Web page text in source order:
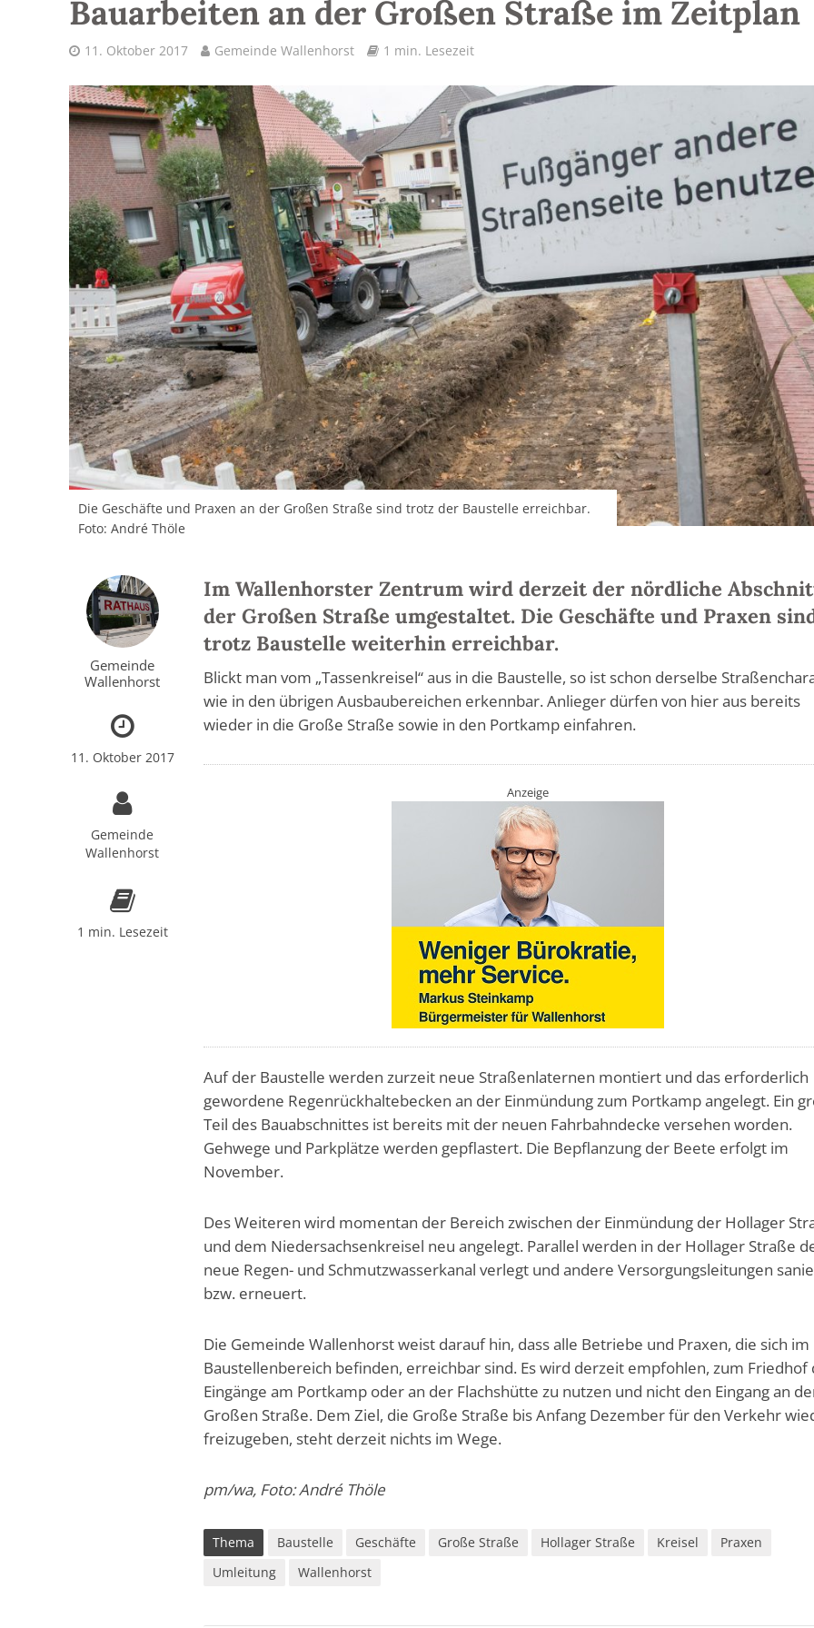
Bauarbeiten an der Großen Straße im Zeitplan
11. Oktober 2017 Gemeinde Wallenhorst 1 min. Lesezeit
Die Geschäfte und Praxen an der Großen Straße sind trotz der Baustelle erreichbar.
Foto: André Thöle
Gemeinde
Wallenhorst
11. Oktober 2017
Gemeinde
Wallenhorst
1 min. Lesezeit
Im Wallenhorster Zentrum wird derzeit der nördliche
der Großen Straße umgestaltet. Die Geschäfte und Praxen
trotz Baustelle weiterhin erreichbar.
Blickt man vom „Tassenkreisel“ aus in die Baustelle, so ist schon derselbe
wie in den übrigen Ausbaubereichen erkennbar. Anlieger dürfen von hier aus bereits
wieder in die Große Straße sowie in den Portkamp einfahren.
Anzeige
Auf der Baustelle werden zurzeit neue Straßenlaternen montiert und das erforderlich
gewordene Regenrückhaltebecken an der Einmündung zum Portkamp angelegt. Ein
Teil des Bauabschnittes ist bereits mit der neuen Fahrbahndecke versehen worden.
Gehwege und Parkplätze werden gepflastert. Die Bepflanzung der Beete erfolgt im
November.
Des Weiteren wird momentan der Bereich zwischen der Einmündung der Hollager
und dem Niedersachsenkreisel neu angelegt. Parallel werden in der Hollager Straße
neue Regen- und Schmutzwasserkanal verlegt und andere Versorgungsleitungen
bzw. erneuert.
Die Gemeinde Wallenhorst weist darauf hin, dass alle Betriebe und Praxen, die sich im
Baustellenbereich befinden, erreichbar sind. Es wird derzeit empfohlen, zum Friedhof
Eingänge am Portkamp oder an der Flachshütte zu nutzen und nicht den Eingang an
Großen Straße. Dem Ziel, die Große Straße bis Anfang Dezember für den Verkehr
freizugeben, steht derzeit nichts im Wege.
pm/wa, Foto: André Thöle
Thema Baustelle Geschäfte Große Straße Hollager Straße Kreisel
Praxen
Umleitung
Wallenhorst